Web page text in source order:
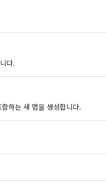
다.
하는 새 맵을 생성합니다.